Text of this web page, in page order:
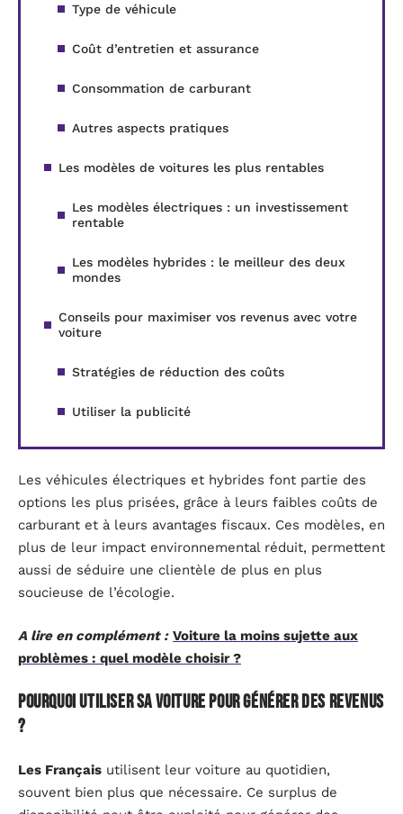
Type de véhicule
Coût d’entretien et assurance
Consommation de carburant
Autres aspects pratiques
Les modèles de voitures les plus rentables
Les modèles électriques : un investissement
rentable
Les modèles hybrides : le meilleur des deux
mondes
Conseils pour maximiser vos revenus avec votre
voiture
Stratégies de réduction des coûts
Utiliser la publicité
Les véhicules électriques et hybrides font partie des
options les plus prisées, grâce à leurs faibles coûts de
carburant et à leurs avantages fiscaux. Ces modèles, en
plus de leur impact environnemental réduit, permettent
aussi de séduire une clientèle de plus en plus
soucieuse de l’écologie.
A lire en complément : Voiture la moins sujette aux
problèmes : quel modèle choisir ?
Pourquoi utiliser sa voiture pour générer des revenus
?
Les Français utilisent leur voiture au quotidien,
souvent bien plus que nécessaire. Ce surplus de